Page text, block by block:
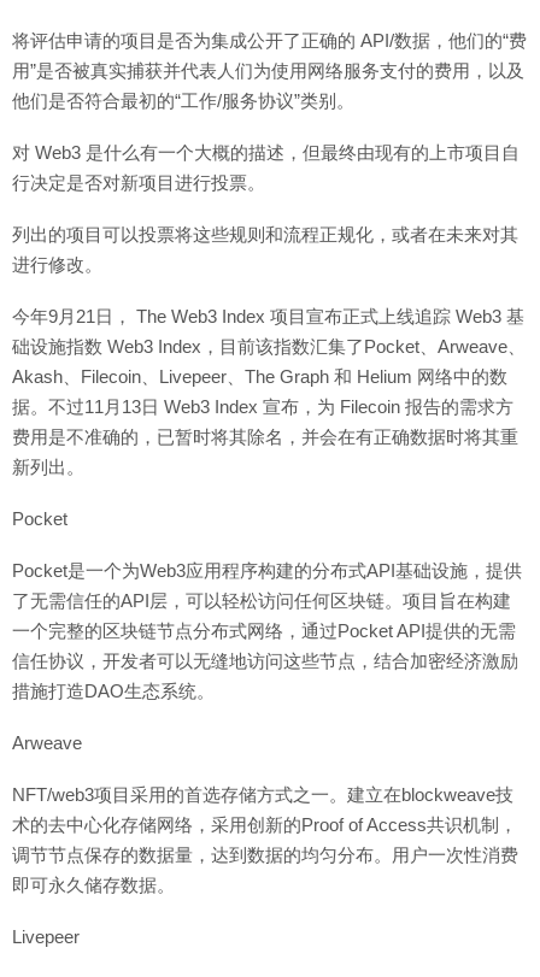
将评估申请的项目是否为集成公开了正确的 API/数据，他们的“费
用”是否被真实捕获并代表人们为使用网络服务支付的费用，以及
他们是否符合最初的“工作/服务协议”类别。
对 Web3 是什么有一个大概的描述，但最终由现有的上市项目自
行决定是否对新项目进行投票。
列出的项目可以投票将这些规则和流程正规化，或者在未来对其
进行修改。
今年9月21日， The Web3 Index 项目宣布正式上线追踪 Web3 基
础设施指数 Web3 Index，目前该指数汇集了Pocket、Arweave、
Akash、Filecoin、Livepeer、The Graph 和 Helium 网络中的数
据。不过11月13日 Web3 Index 宣布，为 Filecoin 报告的需求方
费用是不准确的，已暂时将其除名，并会在有正确数据时将其重
新列出。
Pocket
Pocket是一个为Web3应用程序构建的分布式API基础设施，提供
了无需信任的API层，可以轻松访问任何区块链。项目旨在构建
一个完整的区块链节点分布式网络，通过Pocket API提供的无需
信任协议，开发者可以无缝地访问这些节点，结合加密经济激励
措施打造DAO生态系统。
Arweave
NFT/web3项目采用的首选存储方式之一。建立在blockweave技
术的去中心化存储网络，采用创新的Proof of Access共识机制，
调节节点保存的数据量，达到数据的均匀分布。用户一次性消费
即可永久储存数据。
Livepeer